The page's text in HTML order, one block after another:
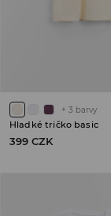
+ 3 barvy
Hladké tričko basic
399 CZK